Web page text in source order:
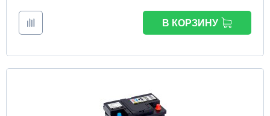
В КОРЗИНУ